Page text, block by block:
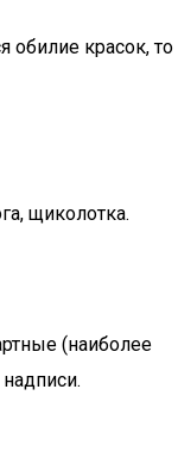
обилие красок, то
щиколотка.
(наиболее